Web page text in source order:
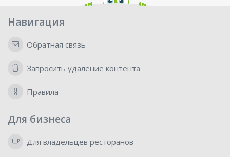
Навигация
Обратная связь
Запросить удаление контента
Правила
Для бизнеса
Для владельцев ресторанов